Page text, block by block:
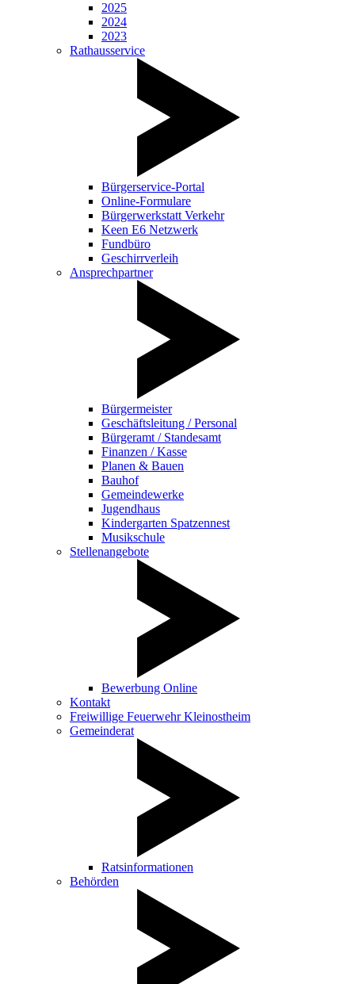
2025
2024
2023
Rathausservice
Bürgerservice-Portal
Online-Formulare
Bürgerwerkstatt Verkehr
Keen E6 Netzwerk
Fundbüro
Geschirrverleih
Ansprechpartner
Bürgermeister
Geschäftsleitung / Personal
Bürgeramt / Standesamt
Finanzen / Kasse
Planen & Bauen
Bauhof
Gemeindewerke
Jugendhaus
Kindergarten Spatzennest
Musikschule
Stellenangebote
Bewerbung Online
Kontakt
Freiwillige Feuerwehr Kleinostheim
Gemeinderat
Ratsinformationen
Behörden